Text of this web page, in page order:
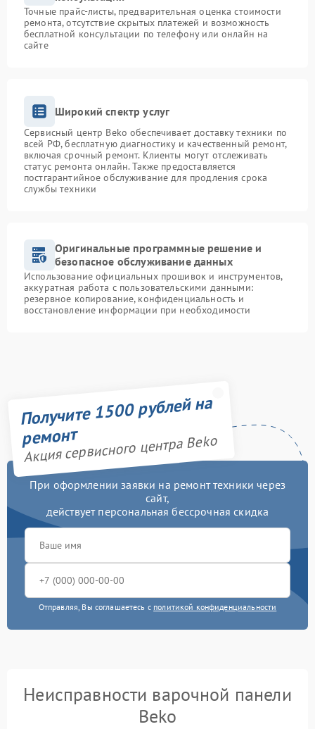
Точные прайс-листы, предварительная оценка стоимости
ремонта, отсутствие скрытых платежей и возможность
бесплатной консультации по телефону или онлайн на
сайте
Широкий спектр услуг
Сервисный центр Beko обеспечивает доставку техники по
всей РФ, бесплатную диагностику и качественный ремонт,
включая срочный ремонт. Клиенты могут отслеживать
статус ремонта онлайн. Также предоставляется
постгарантийное обслуживание для продления срока
службы техники
Оригинальные программные решение и
безопасное обслуживание данных
Использование официальных прошивок и инструментов,
аккуратная работа с пользовательскими данными:
резервное копирование, конфиденциальность и
восстановление информации при необходимости
Получите 1500 рублей на
ремонт
Акция сервисного центра Beko
При оформлении заявки на ремонт техники через
сайт,
действует персональная бессрочная скидка
Отправляя, Вы соглашаетесь с политикой конфиденциальности
Неисправности варочной панели
Beko